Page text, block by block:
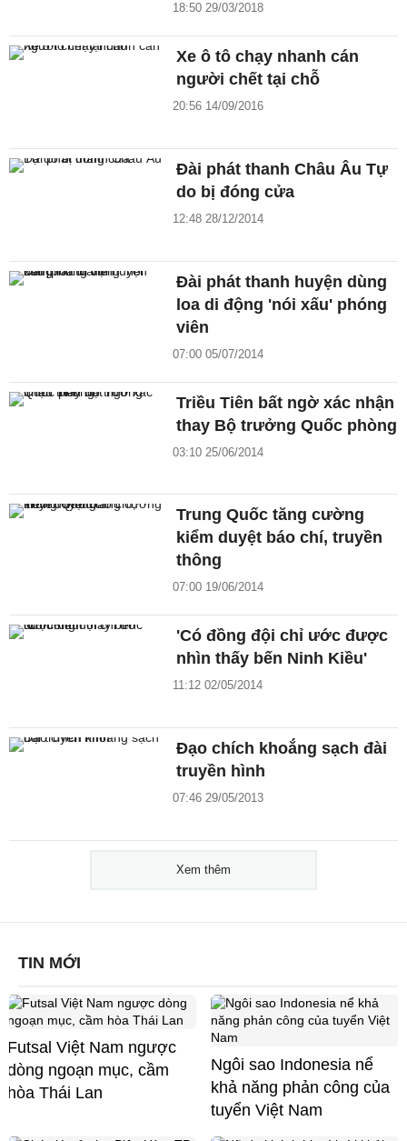
18:50 29/03/2018
Xe ô tô chạy nhanh cán
người chết tại chỗ
20:56 14/09/2016
Đài phát thanh Châu Âu Tự
do bị đóng cửa
12:48 28/12/2014
Đài phát thanh huyện dùng
loa di động 'nói xấu' phóng
viên
07:00 05/07/2014
Triều Tiên bất ngờ xác nhận
thay Bộ trưởng Quốc phòng
03:10 25/06/2014
Trung Quốc tăng cường
kiểm duyệt báo chí, truyền
thông
07:00 19/06/2014
'Có đồng đội chỉ ước được
nhìn thấy bến Ninh Kiều'
11:12 02/05/2014
Đạo chích khoắng sạch đài
truyền hình
07:46 29/05/2013
Xem thêm
TIN MỚI
Futsal Việt Nam ngược
dòng ngoạn mục, cầm
hòa Thái Lan
Ngôi sao Indonesia nể
khả năng phản công của
tuyển Việt Nam